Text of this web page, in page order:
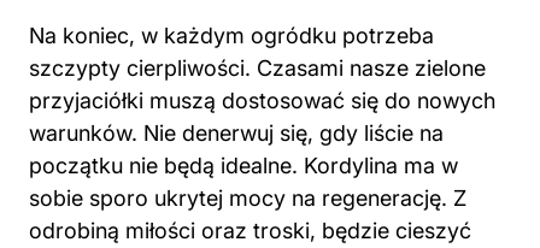
Na koniec, w każdym ogródku potrzeba
szczypty cierpliwości. Czasami nasze zielone
przyjaciółki muszą dostosować się do nowych
warunków. Nie denerwuj się, gdy liście na
początku nie będą idealne. Kordylina ma w
sobie sporo ukrytej mocy na regenerację. Z
odrobiną miłości oraz troski, będzie cieszyć